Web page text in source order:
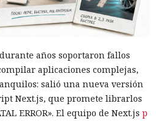
años soportaron fallos
aplicaciones complejas,
salió una nueva versión
Next.js, que promete librarlos
ERROR». El equipo de Next.js p